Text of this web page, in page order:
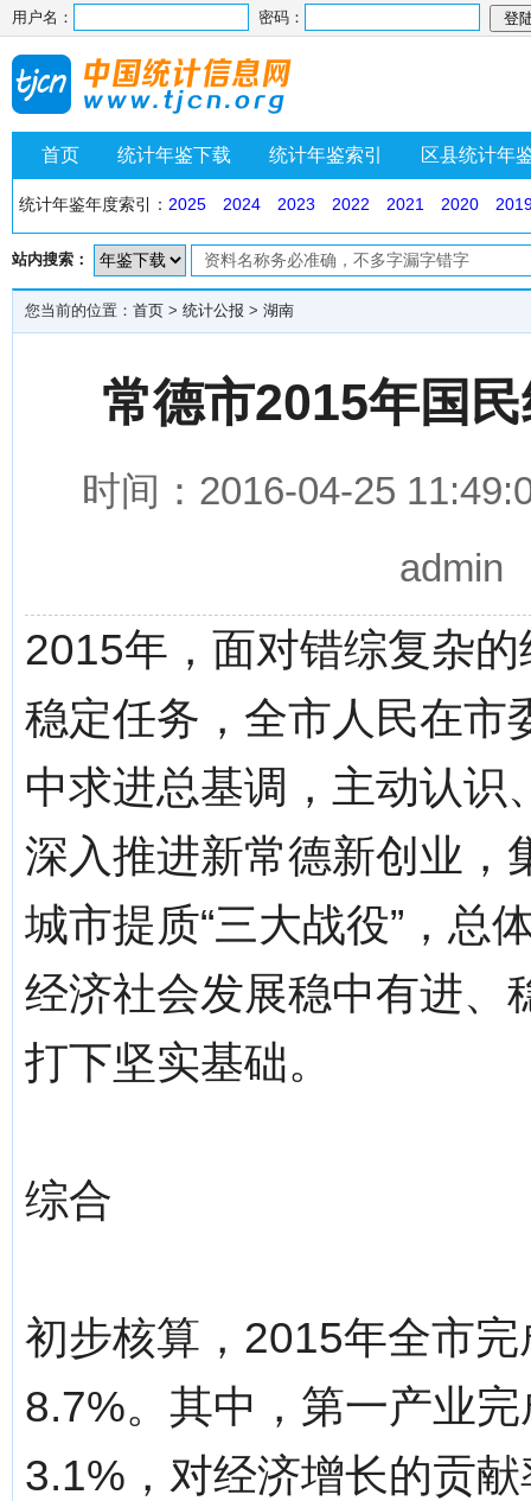
用户名： 密码：
首页 统计年鉴下载 统计年鉴索引 区县统计年
统计年鉴年度索引： 2025 2024 2023 2022 2021 2020
站内搜索：
您当前的位置： 首页 > 统计公报 > 湖南
常德市2015年国
时间：2016-04-25
admin
2015年，面对错综复杂
稳定任务，全市人民在市
中求进总基调，主动认识
深入推进新常德新创业，
城市提质“三大战役”，总
经济社会发展稳中有进、
打下坚实基础。
综合
初步核算，2015年全市
8.7%。其中，第一产业
3.1%，对经济增长的贡